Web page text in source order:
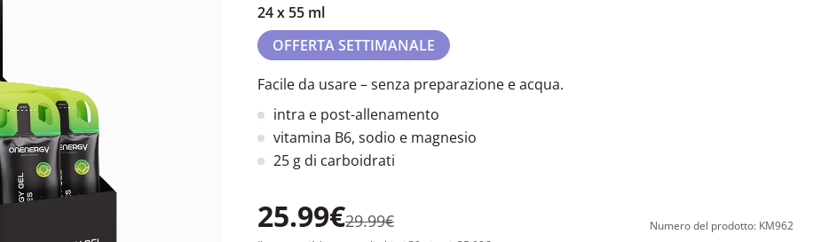
24 x 55 ml
OFFERTA SETTIMANALE
Facile da usare – senza preparazione e acqua.
intra e post-allenamento
vitamina B6, sodio e magnesio
25 g di carboidrati
25.99€29.99€
Numero del prodotto: KM962